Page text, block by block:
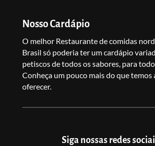
Nosso Cardápio
O melhor Restaurante de comidas
Brasil só poderia ter um cardápio
petiscos de todos os sabores, para
Conheça um pouco mais do que temos
oferecer.
Siga nossas redes